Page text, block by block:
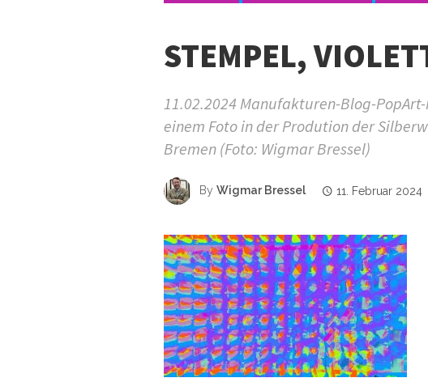
STEMPEL,
11.02.2024 Manufakturen-Blog-
einem Foto in der Prodution der
Bremen (Foto: Wigmar Bressel)
By Wigmar Bressel 11. Februar 2024